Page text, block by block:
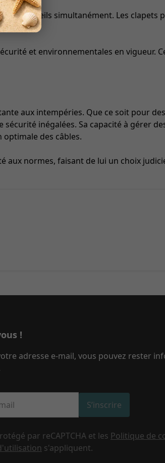
appareils simultanément. Les clapets
et environnementales en vigueur.
aux intempéries. Que ce soit pour
inégalées. Sa capacité à gérer
des câbles.
aux normes, faisant de lui un choix
!
adresse e-mail, vous pouvez rester
S’inscrire
par reCAPTCHA et les Politique de
s'appliquent.